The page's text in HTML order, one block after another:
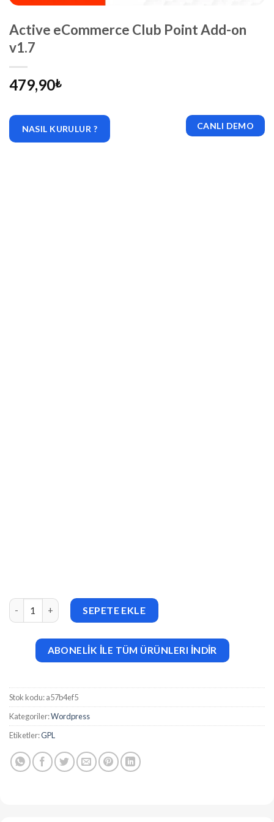
Active eCommerce Club Point Add-on
v1.7
479,90₺
NASIL KURULUR ? CANLI DEMO
Active eCommerce Club Point Add-on v1.7 adet
SEPETE EKLE
ABONELİK İLE TÜM ÜRÜNLERI İNDİR
Stok kodu:a57b4ef5
Kategoriler:Wordpress
Etiketler:GPL